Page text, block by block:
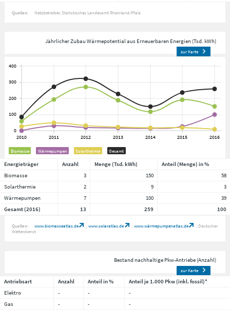
Quellen: Netzbetreiber Statistisches Landesamt Rheinland-Pfalz
Jährlicher Zubau Wärmepotential aus Erneuerbaren Energien (Tsd. kWh)
zur Karte
Biomasse Wärmepumpen Solarthermie Gesamt
Energieträger Anzahl Menge (Tsd. kWh)
Anteil (Menge) in %
Biomasse
3 150
58
Solarthermie
2 9
3
Wärmepumpen
7 100
39
Gesamt (2016)
13 259 100
Quellen: www.biomasseatlas.de www.solaratlas.de www.wärmepumpenatlas.de
Deutscher
Wetterdienst
Bestand nachhaltige Pkw-Antriebe (Anzahl)
zur Karte
Antriebsart Anzahl Anteil in %
Anteil je 1.000 Pkw (inkl. fossil)*
Elektro
- -
-
Gas
- -
-